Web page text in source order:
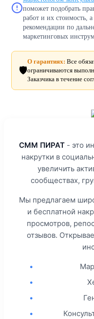
поможет подобрать
работ и их стоимость,
рекомендации по
маркетинговых
🛡️
О гарантиях: Все
ограничиваются
Заказчика в течение
СММ ПИРАТ - это
накрутки в
увеличить
сообществах,
Мы предлагаем
и бесплатной
просмотров,
отзывов.
•
•
•
•